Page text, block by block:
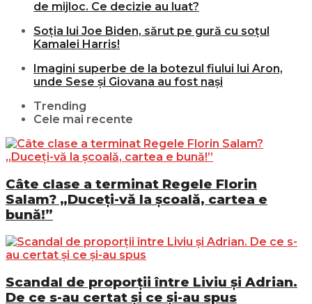
de mijloc. Ce decizie au luat?
Soția lui Joe Biden, sărut pe gură cu soțul
Kamalei Harris!
Imagini superbe de la botezul fiului lui Aron,
unde Sese și Giovana au fost nași
Trending
Cele mai recente
Câte clase a terminat Regele Florin
Salam? „Duceți-vă la școală, cartea e
bună!”
Scandal de proporții între Liviu și Adrian.
De ce s-au certat și ce și-au spus